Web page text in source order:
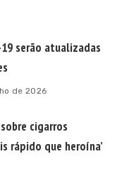
serão atualizadas
de 2026
cigarros
rápido que heroína’